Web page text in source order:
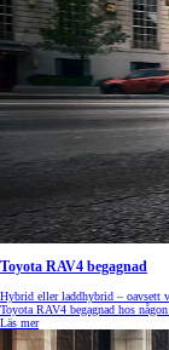
Toyota RAV4 begagnad
Hybrid eller laddhybrid – oavsett
Toyota RAV4 begagnad hos
Läs mer